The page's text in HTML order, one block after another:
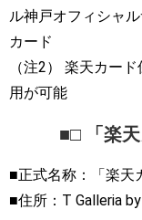
ル神戸オフィシャ
カード
（注2） 楽天カー
用が可能
■□ 「楽
■正式名称：「楽天
■住所：T Galleria